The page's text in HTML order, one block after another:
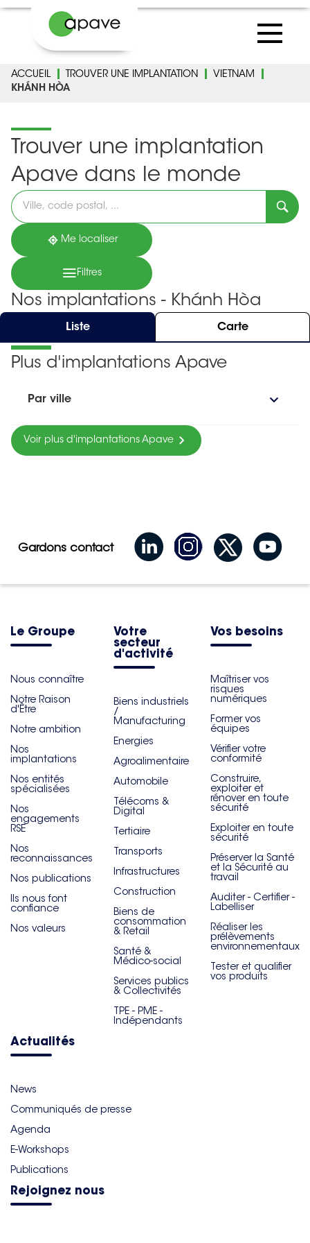
ACCUEIL TROUVER UNE IMPLANTATION
VIETNAM
KHÁNH HÒA
Trouver une implantation
Apave dans le monde
Veuillez
renseigner
une
adresse
Me localiser
Filtres
Nos implantations - Khánh Hòa
Liste Carte
Plus d'implantations Apave
Par ville
Voir plus d'implantations Apave
Gardons contact
Le Groupe
Nous connaître
Notre Raison
d'Être
Notre ambition
Nos
implantations
Nos entités
spécialisées
Nos
engagements
RSE
Nos
reconnaissances
Nos publications
Ils nous font
confiance
Nos valeurs
Votre
secteur
d'activité
Biens industriels
/
Manufacturing
Energies
Agroalimentaire
Automobile
Télécoms &
Digital
Tertiaire
Transports
Infrastructures
Construction
Biens de
consommation
& Retail
Santé &
Médico-social
Services publics
& Collectivités
TPE - PME -
Indépendants
Vos besoins
Maîtriser vos
risques
numériques
Former vos
équipes
Vérifier votre
conformité
Construire,
exploiter et
rénover en toute
sécurité
Exploiter en toute
sécurité
Préserver la Santé
et la Sécurité au
travail
Auditer - Certifier -
Labelliser
Réaliser les
prélèvements
environnementaux
Tester et qualifier
vos produits
Actualités
News
Communiqués de presse
Agenda
E-Workshops
Publications
Rejoignez nous